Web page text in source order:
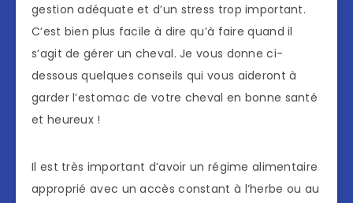
gestion adéquate et d’un stress trop important.
C’est bien plus facile à dire qu’à faire quand il
s’agit de gérer un cheval. Je vous donne ci-
dessous quelques conseils qui vous aideront à
garder l’estomac de votre cheval en bonne santé
et heureux !
Il est très important d’avoir un régime alimentaire
approprié avec un accès constant à l’herbe ou au